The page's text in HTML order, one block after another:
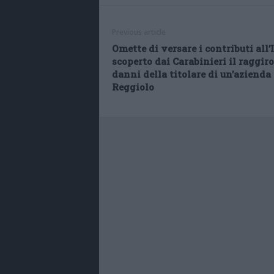
Omette di versare i contributi
scoperto dai Carabinieri il
danni della titolare di un’azienda
Reggiolo